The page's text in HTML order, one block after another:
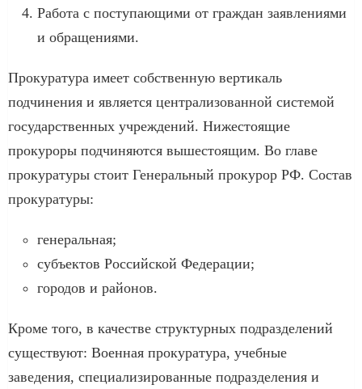
Работа с поступающими от граждан заявлениями
и обращениями.
Прокуратура имеет собственную вертикаль
подчинения и является централизованной системой
государственных учреждений. Нижестоящие
прокуроры подчиняются вышестоящим. Во главе
прокуратуры стоит Генеральный прокурор РФ. Состав
прокуратуры:
генеральная;
субъектов Российской Федерации;
городов и районов.
Кроме того, в качестве структурных подразделений
существуют: Военная прокуратура, учебные
заведения, специализированные подразделения и